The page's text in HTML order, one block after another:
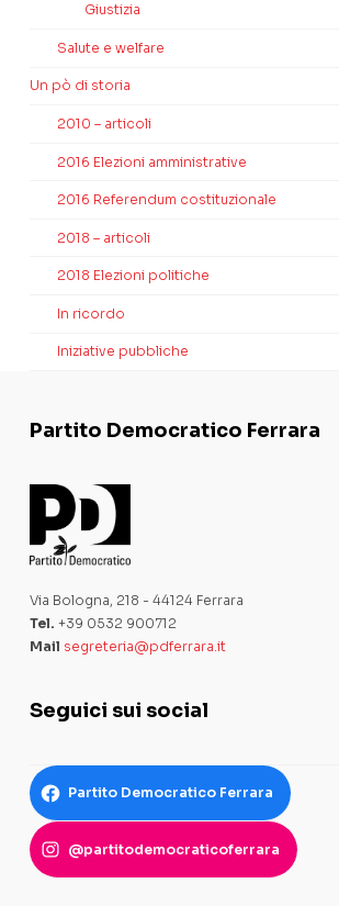
Giustizia
Salute e welfare
Un pò di storia
2010 – articoli
2016 Elezioni amministrative
2016 Referendum costituzionale
2018 – articoli
2018 Elezioni politiche
In ricordo
Iniziative pubbliche
Partito Democratico Ferrara
Via Bologna, 218 - 44124 Ferrara
Tel. +39 0532 900712
Mail segreteria@pdferrara.it
Seguici sui social
Partito Democratico Ferrara
@partitodemocraticoferrara